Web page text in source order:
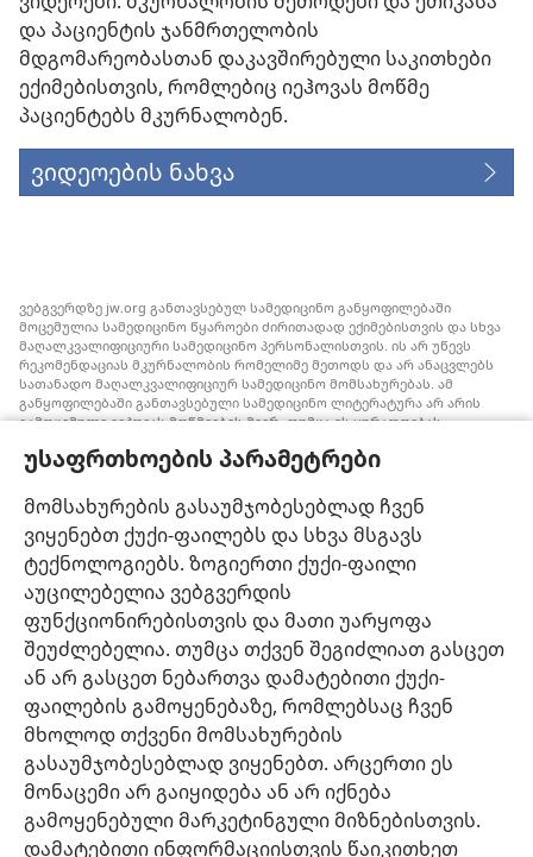
უსაფრთხოების პარამეტრები
მომსახურების გასაუმჯობესებლად ჩვენ
ვიყენებთ ქუქი-ფაილებს და სხვა მსგავს
ტექნოლოგიებს. ზოგიერთი ქუქი-ფაილი
აუცილებელია ვებგვერდის
ფუნქციონირებისთვის და მათი უარყოფა
შეუძლებელია. თუმცა თქვენ შეგიძლიათ გასცეთ
ან არ გასცეთ ნებართვა დამატებითი ქუქი-
ფაილების გამოყენებაზე, რომლებსაც ჩვენ
მხოლოდ თქვენი მომსახურების
გასაუმჯობესებლად ვიყენებთ. არცერთი ეს
მონაცემი არ გაიყიდება ან არ იქნება
გამოყენებული მარკეტინგული მიზნებისთვის.
დამატებითი ინფორმაციისთვის წაიკითხეთ
და პაციენტის ჯანმრთელობის
მდგომარეობასთან დაკავშირებული საკითხები
ექიმებისთვის, რომლებიც იეჰოვას მოწმე
პაციენტებს მკურნალობენ.
ვიდეოების ნახვა
ვებგვერდზე jw.org განთავსებულ სამედიცინო განყოფილებაში
მოცემულია სამედიცინო წყაროები ძირითადად ექიმებისთვის და სხვა
მაღალკვალიფიციური სამედიცინო პერსონალისთვის. ის არ უწევს
რეკომენდაციას მკურნალობის რომელიმე მეთოდს და არ ანაცვლებს
სათანადო მაღალკვალიფიციურ სამედიცინო მომსახურებას. ამ
განყოფილებაში განთავსებული სამედიცინო ლიტერატურა არ არის
გამოცემული იეჰოვას მოწმეების მიერ, თუმცა ის ყურადღებას
რომელიც შესაძლოა ყურადსაღები იყოს. თითოეული მედიკოსი
ვალდებულია, ინფორმირებული იყოს მედიცინაში არსებული
მიღწევების თაობაზე, რათა მკურნალობის ის მეთოდი შესთავაზოს
პაციენტს, რომელიც მისი ჯანმრთელობის მდგომარეობას საუკეთესოდ
შეესაბამება და არ ეწინააღმდეგება პაციენტის სურვილს,
ფასეულობებსა და მრწამსს. აქ მოცემული მკურნალობის მეთოდები
გამოიყენება ინდივიდუალურად, პაციენტის საჭიროებების
გათვალისწინებით.
პაციენტებისთვის: ყოველთვის მიმართეთ თქვენს ექიმს ან სხვა
მაღალკვალიფიციურ სამედიცინო პერსონალს, როდესაც
ჯანმრთელობის პრობლემები გექმნებათ ან საჭიროებთ მკურნალობას.
მიმართეთ ექიმს, თუ ფიქრობთ, რომ რაღაც გაწუხებთ.
ვებგვერდით სარგებლობა შესაძლებელიადადგენილი წესების
ფარგლებში.
დიზაინის კონფიგურაცია